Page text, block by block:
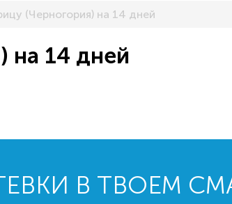
(Черногория) на 14 дней
на 14 дней
В ТВОЕМ